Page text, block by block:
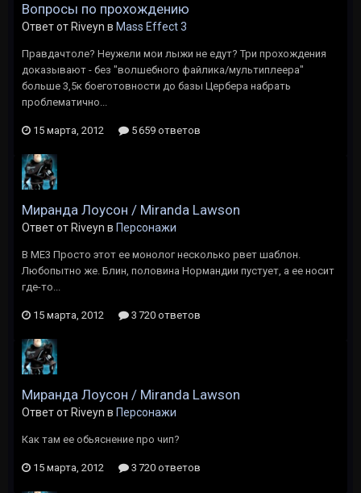
Вопросы по прохождению
Ответ от Riveyn в Mass Effect 3
Правдачтоле? Неужели мои лыжи не едут? Три прохождения
доказывают - без "волшебного файлика/мультиплеера"
больше 3,5к боеготовности до базы Цербера набрать
проблематично...
15 марта, 2012 5 659 ответов
Миранда Лоусон / Miranda Lawson
Ответ от Riveyn в Персонажи
В МЕ3 Просто этот ее монолог несколько рвет шаблон.
Любопытно же. Блин, половина Нормандии пустует, а ее носит
где-то...
15 марта, 2012 3 720 ответов
Миранда Лоусон / Miranda Lawson
Ответ от Riveyn в Персонажи
Как там ее обьяснение про чип?
15 марта, 2012 3 720 ответов